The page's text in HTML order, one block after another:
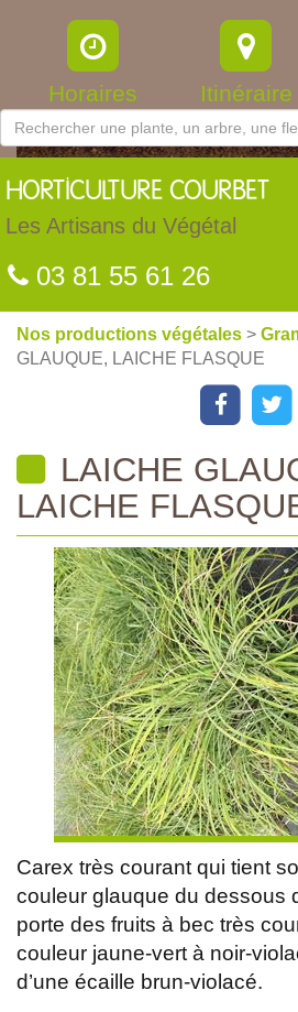
Horaires Itinéraire
HORTICULTURE COURBET
Les Artisans du Végétal
03 81 55 61 26
Nos productions végétales >
GLAUQUE, LAICHE FLASQUE
LAICHE
LAICHE
Carex très courant qui tient
couleur glauque du dessous
porte des fruits à bec très
couleur jaune-vert à noir-
d’une écaille brun-violacé.